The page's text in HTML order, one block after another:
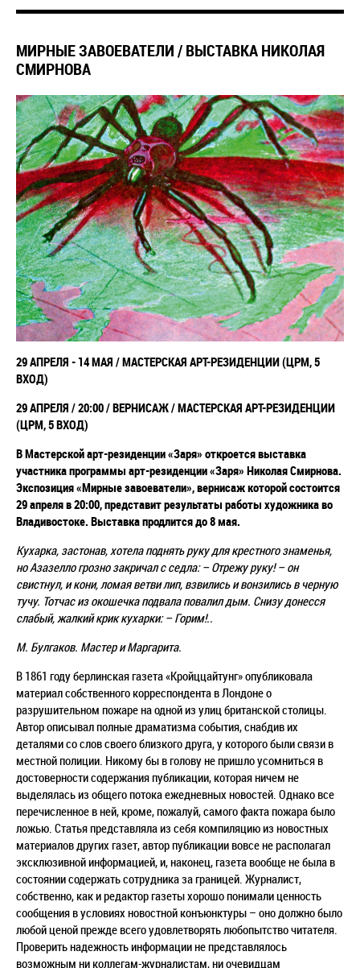
МИРНЫЕ ЗАВОЕВАТЕЛИ / ВЫСТАВКА НИКОЛАЯ
СМИРНОВА
29 АПРЕЛЯ - 14 МАЯ /МАСТЕРСКАЯ АРТ-РЕЗИДЕНЦИИ (ЦРМ, 5
ВХОД)
29 АПРЕЛЯ / 20:00 / ВЕРНИСАЖ /МАСТЕРСКАЯ АРТ-РЕЗИДЕНЦИИ
(ЦРМ, 5 ВХОД)
В Мастерской арт-резиденции «Заря» откроется выставка
участника программы арт-резиденции «Заря» Николая Смирнова.
Экспозиция «Мирные завоеватели», вернисаж которой состоится
29 апреля в 20:00, представит результаты работы художника во
Владивостоке. Выставка продлится до 8 мая.
Кухарка, застонав, хотела поднять руку для крестного знаменья,
но Азазелло грозно закричал с седла: – Отрежу руку! – он
свистнул, и кони, ломая ветви лип, взвились и вонзились в черную
тучу. Тотчас из окошечка подвала повалил дым. Снизу донесся
слабый, жалкий крик кухарки: – Горим!..
М. Булгаков. Мастер и Маргарита.
В 1861 году берлинская газета «Кройццайтунг» опубликовала
материал собственного корреспондента в Лондоне о
разрушительном пожаре на одной из улиц британской столицы.
Автор описывал полные драматизма события, снабдив их
деталями со слов своего близкого друга, у которого были связи в
местной полиции. Никому бы в голову не пришло усомниться в
достоверности содержания публикации, которая ничем не
выделялась из общего потока ежедневных новостей. Однако все
перечисленное в ней, кроме, пожалуй, самого факта пожара было
ложью. Статья представляла из себя компиляцию из новостных
материалов других газет, автор публикации вовсе не располагал
эксклюзивной информацией, и, наконец, газета вообще не была в
состоянии содержать сотрудника за границей. Журналист,
собственно, как и редактор газеты хорошо понимали ценность
сообщения в условиях новостной конъюнктуры – оно должно было
любой ценой прежде всего удовлетворять любопытство читателя.
Проверить надежность информации не представлялось
возможным ни коллегам-журналистам, ни очевидцам